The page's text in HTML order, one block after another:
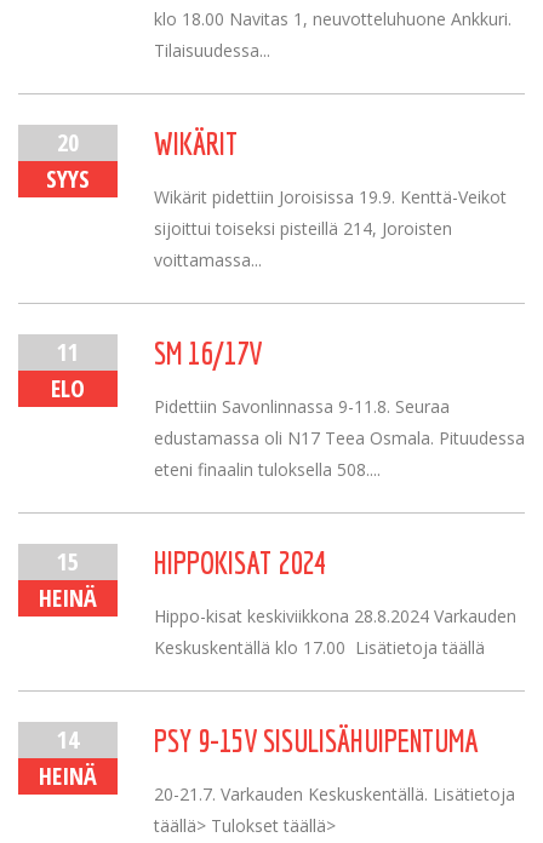
klo 18.00 Navitas 1, neuvotteluhuone Ankkuri.
Tilaisuudessa...
20
SYYS
WIKÄRIT
Wikärit pidettiin Joroisissa 19.9. Kenttä-Veikot
sijoittui toiseksi pisteillä 214, Joroisten
voittamassa...
11
ELO
SM 16/17V
Pidettiin Savonlinnassa 9-11.8. Seuraa
edustamassa oli N17 Teea Osmala. Pituudessa
eteni finaalin tuloksella 508....
15
HEINÄ
HIPPOKISAT 2024
Hippo-kisat keskiviikkona 28.8.2024 Varkauden
Keskuskentällä klo 17.00 Lisätietoja täällä
14
HEINÄ
PSY 9-15V SISULISÄHUIPENTUMA
20-21.7. Varkauden Keskuskentällä. Lisätietoja
täällä> Tulokset täällä>